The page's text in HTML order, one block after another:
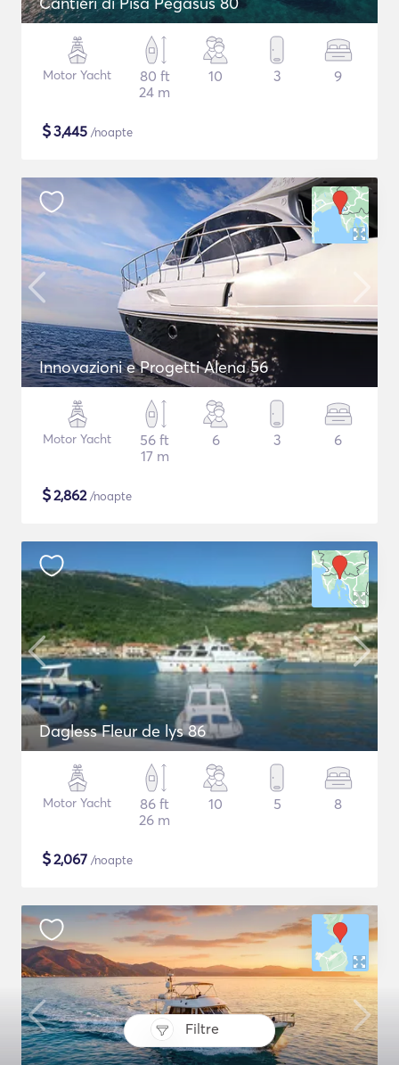
Filtre
Motor Yacht
80 ft
24 m
10 3 9
$3,445 /noapte
Innovazioni e Progetti Alena 56
Motor Yacht
56 ft
17 m
6 3 6
$2,862/noapte
Dagless Fleur de lys 86
Motor Yacht
86 ft
26 m
10 5 8
$2,067 /noapte